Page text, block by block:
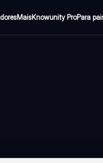
MaisKnowunity ProPara